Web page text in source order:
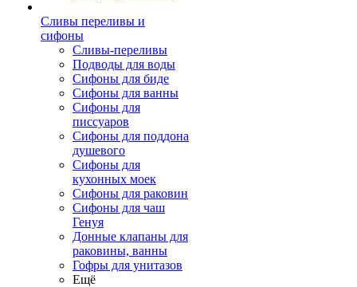
Сливы переливы и
сифоны
Сливы-переливы
Подводы для воды
Сифоны для биде
Сифоны для ванны
Сифоны для
писсуаров
Сифоны для поддона
душевого
Сифоны для
кухонных моек
Сифоны для раковин
Сифоны для чаш
Генуя
Донные клапаны для
раковины, ванны
Гофры для унитазов
Ещё